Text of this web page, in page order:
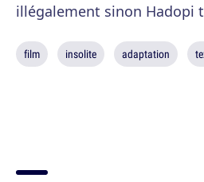
illégalement sinon Hadopi
film insolite adaptation